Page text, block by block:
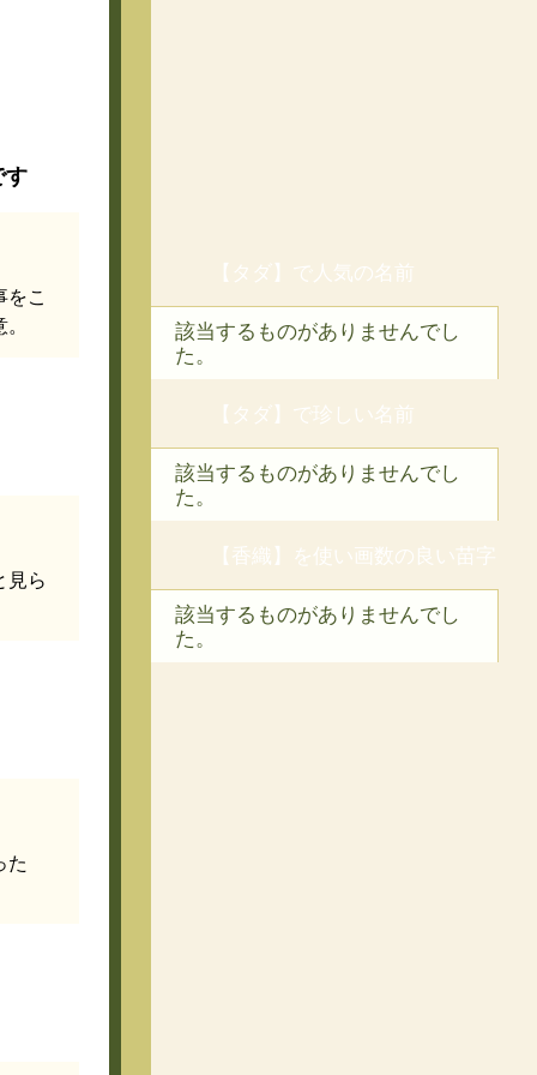
す
をこ
見ら
た
【タダ】で人気の名前
該当するものがありませんでし
た。
【タダ】で珍しい名前
該当するものがありませんでし
た。
【香織】を使い画数の良い苗字
該当するものがありませんでし
た。